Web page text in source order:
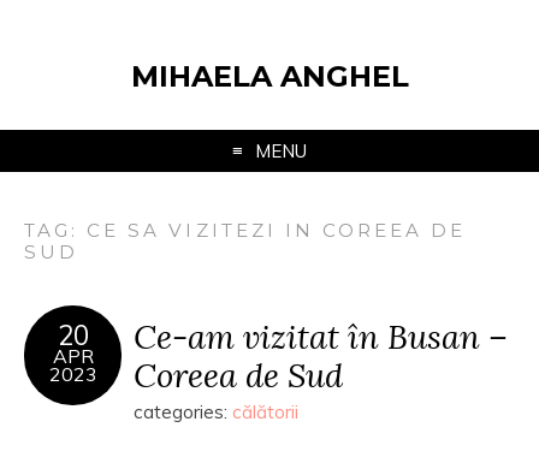
MIHAELA ANGHEL
MENU
TAG: CE SA VIZITEZI IN COREEA DE
SUD
20
APR
2023
Ce-am vizitat în Busan –
Coreea de Sud
categories: călătorii